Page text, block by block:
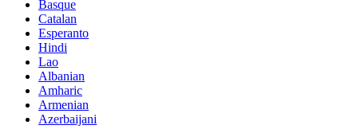
Basque
Catalan
Esperanto
Hindi
Lao
Albanian
Amharic
Armenian
Azerbaijani